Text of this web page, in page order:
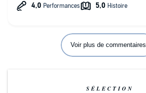
Voir plus de commentaires
SÉLECTION